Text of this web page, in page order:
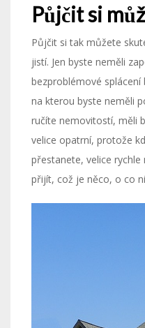
Půjčit si
Půjčit si tak můžete
jistí. Jen byste neměli
bezproblémové
na kterou byste neměli
ručíte nemovitostí, měli
velice opatrní, protože
přestanete, velice
přijít, což je něco, o co